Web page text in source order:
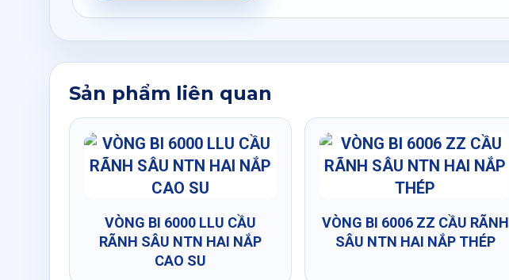
Sản phẩm liên quan
VÒNG BI 6000 LLU CẦU
RÃNH SÂU NTN HAI NẮP
CAO SU
VÒNG BI 6006 ZZ CẦU RÃNH
SÂU NTN HAI NẮP THÉP